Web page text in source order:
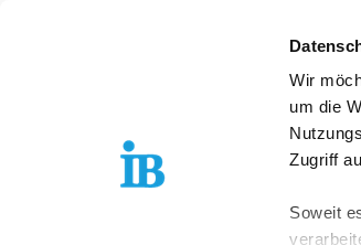
Wir
um die
Zugriff
Soweit